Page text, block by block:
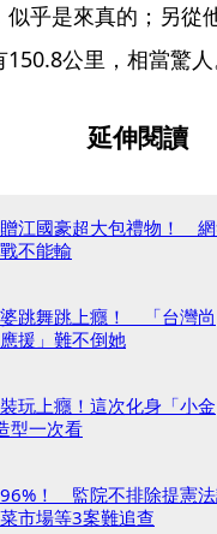
乎是來真的；另從
公里，相當驚人
延伸閱讀
江國豪超大包禮物！
不能輸
跳舞跳上癮！ 「台灣尚
援」難不倒她
玩上癮！這次化身「小金
型一次看
！ 監院不排除提憲
市場等3案難追查